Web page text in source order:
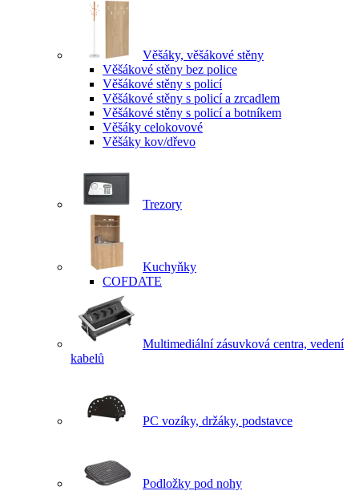
Věšáky, věšákové stěny
Věšákové stěny bez police
Věšákové stěny s policí
Věšákové stěny s policí a zrcadlem
Věšákové stěny s policí a botníkem
Věšáky celokovové
Věšáky kov/dřevo
Trezory
Kuchyňky
COFDATE
Multimediální zásuvková centra, vedení
kabelů
PC vozíky, držáky, podstavce
Podložky pod nohy